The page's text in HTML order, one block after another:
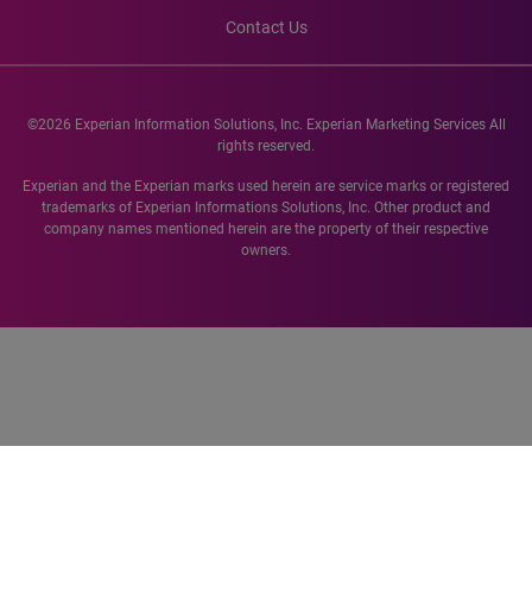
Contact Us
©2026 Experian Information Solutions, Inc. Experian Marketing Services All
rights reserved.
Experian and the Experian marks used herein are service marks or registered
trademarks of Experian Informations Solutions, Inc. Other product and
company names mentioned herein are the property of their respective
owners.